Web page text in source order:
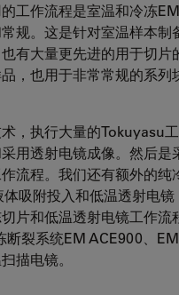
工作流程是室温和冷冻
规。这是针对室温样本
有大量更先进的用于切
，也用于非常常规的系
，执行大量的Tokuyasu
用透射电镜成像。然后
流程。我们还有额外的
吸附投入和低温透射电
片和低温透射电镜工作
断裂系统EM ACE900、
描电镜。